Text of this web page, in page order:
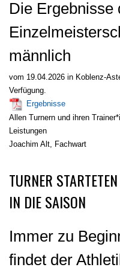
Die Ergebnisse
männlich
vom 19.04.2026 in Koblenz-
Verfügung.
Ergebnisse
Allen Turnern und ihren
Leistungen
Joachim Alt, Fachwart
TURNER
IN DIE SAISON
Immer zu
findet der